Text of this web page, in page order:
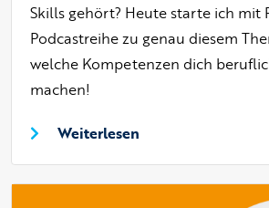
Skills gehört? Heute starte ich mit
Podcastreihe zu genau diesem
welche Kompetenzen dich
machen!
Weiterlesen